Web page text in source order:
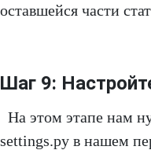
оставшейся части
Шаг 9:
На этом этапе нам
settings.py в нашем